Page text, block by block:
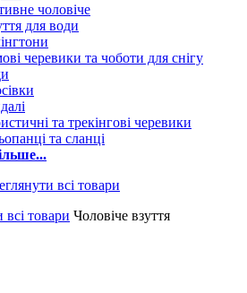
чоловіче
для води
черевики та чоботи для снігу
та трекінгові черевики
та сланці
товари Чоловіче взуття